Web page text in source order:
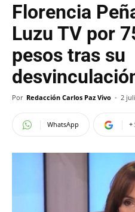
Florencia
Luzu TV por
pesos tras su
Por Redacción Carlos Paz Vivo - 2
WhatsApp +